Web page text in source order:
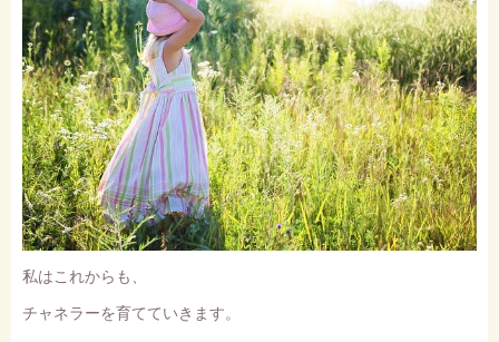
私はこれからも、
チャネラーを育てていきます。